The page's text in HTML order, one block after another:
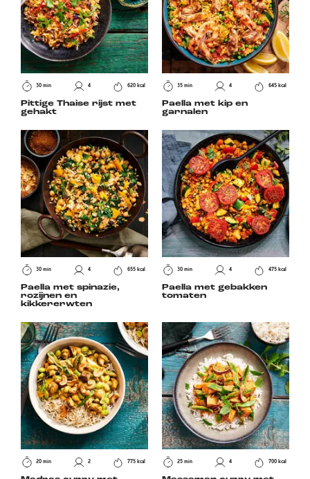
30 min 4 620 kcal
Pittige Thaise rijst met
gehakt
35 min 4 645 kcal
Paella met kip en
garnalen
30 min 4 655 kcal
Paella met spinazie,
rozijnen en
kikkererwten
30 min 4 475 kcal
Paella met gebakken
tomaten
20 min 2 775 kcal 25 min 4 700 kcal